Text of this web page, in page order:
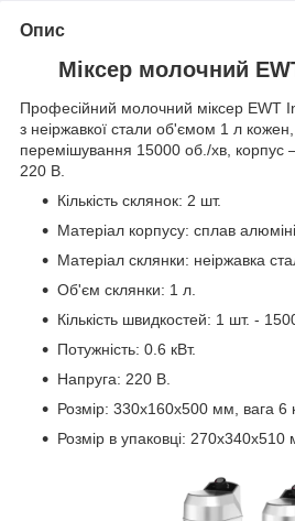
Опис
Міксер молочний
Професійний молочний міксер EWT
з неіржавкої стали об'ємом 1 л кожен,
перемішування 15000 об./хв, корпус
220 В.
Кількість склянок: 2 шт.
Матеріал корпусу: сплав
Матеріал склянки: неіржавка
Об'єм склянки: 1 л.
Кількість швидкостей: 1 шт. -
Потужність: 0.6 кВт.
Напруга: 220 В.
Розмір: 330х160х500 мм, вага 6
Розмір в упаковці: 270х340х510